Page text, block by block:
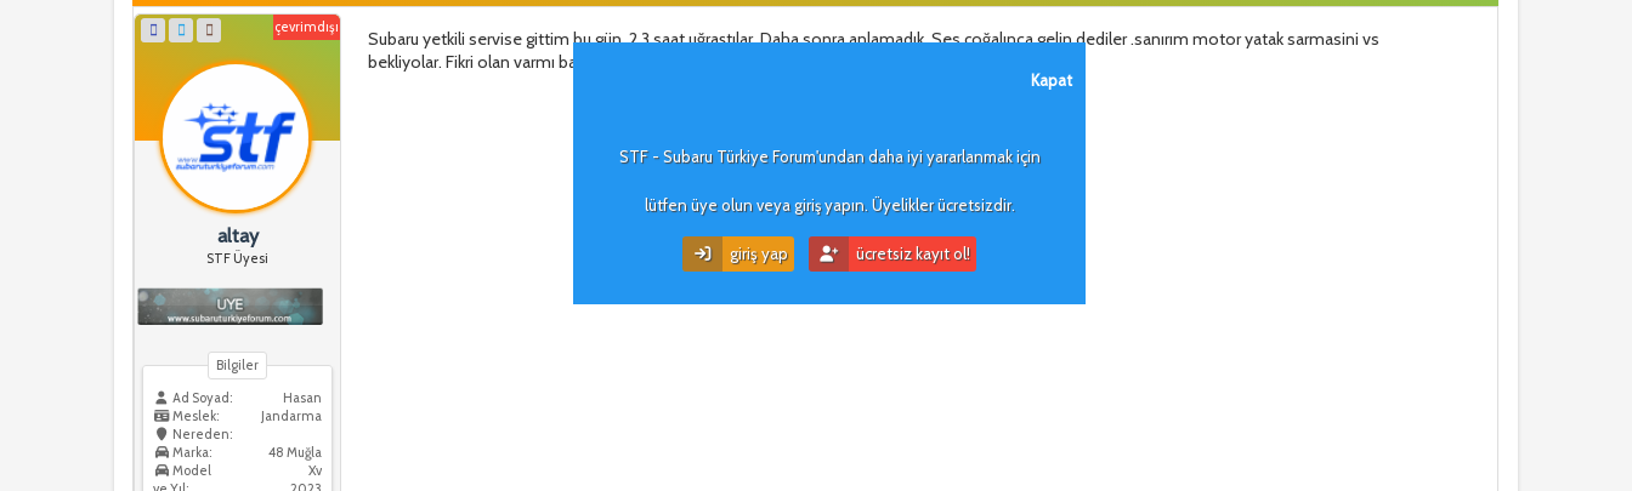
Kapat
STF - Subaru Türkiye Forum'undan daha iyi yararlanmak için
lütfen üye olun veya giriş yapın. Üyelikler ücretsizdir.
giriş yap ücretsiz kayıt ol!
çevrimdışı
altay
STF Üyesi
Bilgiler
Ad Soyad:
Hasan
Meslek:
Jandarma
Nereden:
48 Muğla
Marka:
Xv
Model
Subaru yetkili servise gittim bu gün, 2.3 saat uğraştılar. Daha sonra anlamadık. Ses çoğalınca gelin dediler .sanırım motor yatak sarmasini vs
bekliyolar. Fikri olan varmı başka .